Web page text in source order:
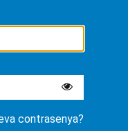
contrasenya?